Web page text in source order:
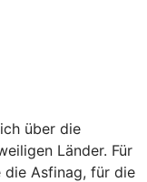
über die
Länder. Für
die Asfinag, für die